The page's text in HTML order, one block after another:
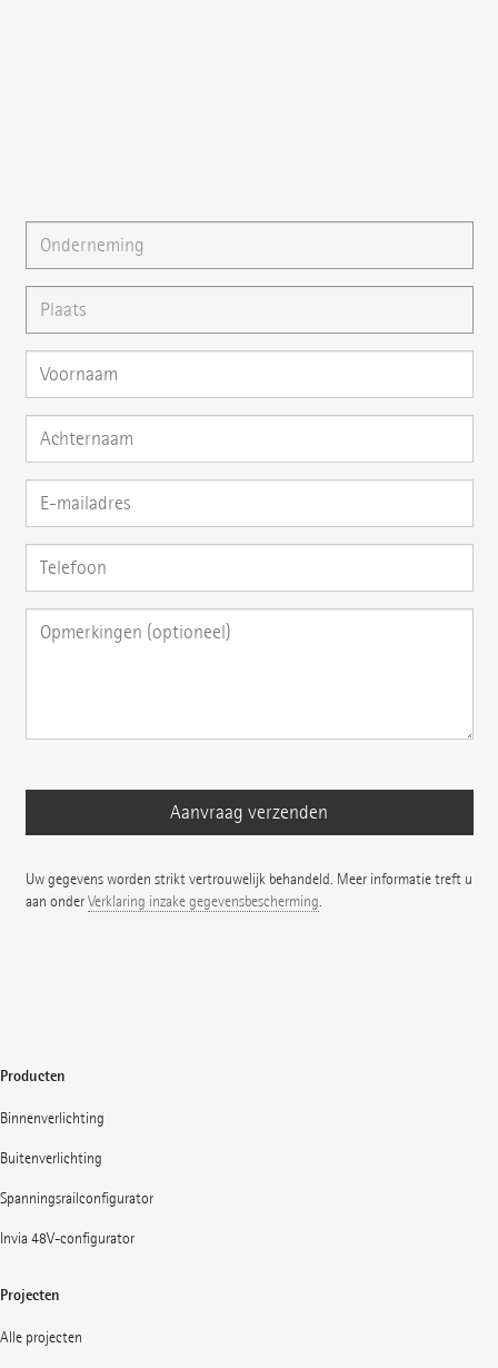
Uw gegevens worden strikt vertrouwelijk behandeld. Meer informatie treft u
aan onderVerklaring inzake gegevensbescherming.
Producten
Binnenverlichting
Buitenverlichting
Spanningsrailconfigurator
Invia 48V-configurator
Projecten
Alle projecten